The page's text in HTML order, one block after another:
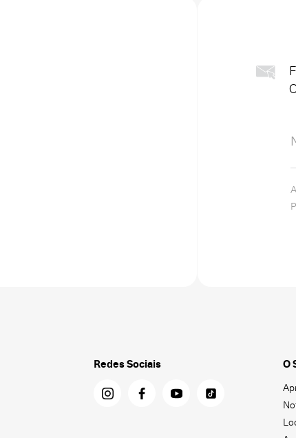
Redes Sociais O